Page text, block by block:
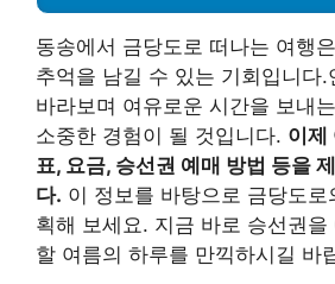
동송에서 금당도로 떠나는 여행
추억을 남길 수 있는 기회입니다.
바라보며 여유로운 시간을 보내
소중한 경험이 될 것입니다. 이제
표, 요금, 승선권 예매 방법 등을
다. 이 정보를 바탕으로 금당도로
획해 보세요. 지금 바로 승선권
할 여름의 하루를 만끽하시길 바